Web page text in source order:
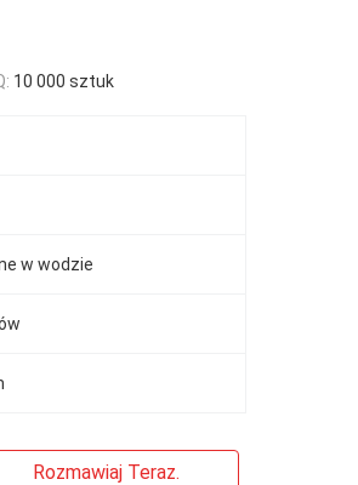
10 000 sztuk
w wodzie
Rozmawiaj Teraz.